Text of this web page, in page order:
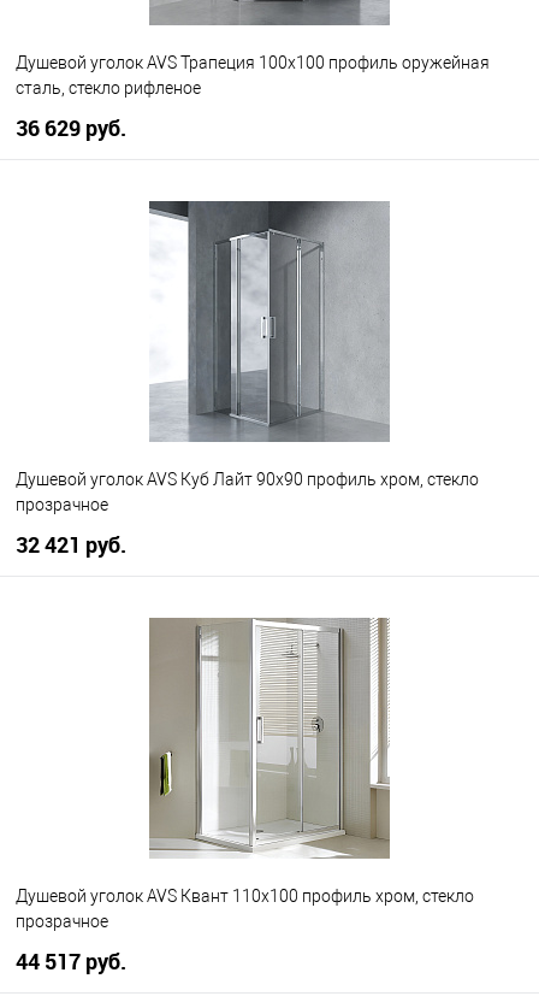
Душевой уголок AVS Трапеция 100х100 профиль оружейная
сталь, стекло рифленое
36 629 руб.
В корзину
В наличии
Душевой уголок AVS Куб Лайт 90x90 профиль хром, стекло
прозрачное
32 421 руб.
В корзину
В наличии
Душевой уголок AVS Квант 110x100 профиль хром, стекло
прозрачное
44 517 руб.